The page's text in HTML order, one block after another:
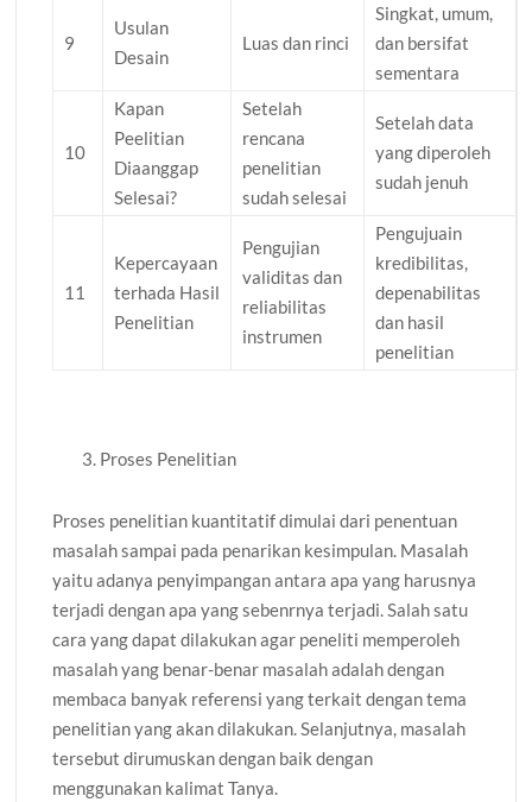
9
Usulan
Desain
Luas dan rinci
Singkat, umum,
dan bersifat
sementara
10
Kapan
Peelitian
Diaanggap
Selesai?
Setelah
rencana
penelitian
sudah selesai
Setelah data
yang diperoleh
sudah jenuh
11
Kepercayaan
terhada Hasil
Penelitian
Pengujian
validitas dan
reliabilitas
instrumen
Pengujuain
kredibilitas,
depenabilitas
dan hasil
penelitian
Proses Penelitian
Proses penelitian kuantitatif dimulai dari penentuan
masalah sampai pada penarikan kesimpulan. Masalah
yaitu adanya penyimpangan antara apa yang harusnya
terjadi dengan apa yang sebenrnya terjadi. Salah satu
cara yang dapat dilakukan agar peneliti memperoleh
masalah yang benar-benar masalah adalah dengan
membaca banyak referensi yang terkait dengan tema
penelitian yang akan dilakukan. Selanjutnya, masalah
tersebut dirumuskan dengan baik dengan
menggunakan kalimat Tanya.